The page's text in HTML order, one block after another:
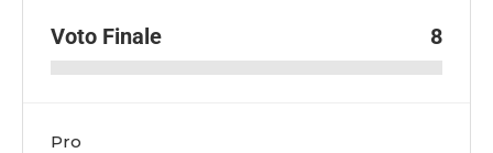
Voto Finale 8
Pro